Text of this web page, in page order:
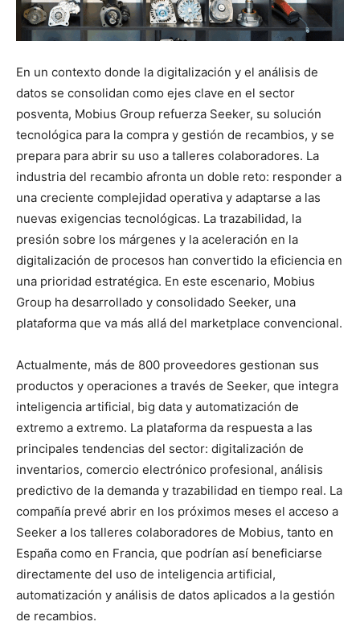
En un contexto donde la digitalización y el análisis de
datos se consolidan como ejes clave en el sector
posventa, Mobius Group refuerza Seeker, su solución
tecnológica para la compra y gestión de recambios, y se
prepara para abrir su uso a talleres colaboradores. La
industria del recambio afronta un doble reto: responder a
una creciente complejidad operativa y adaptarse a las
nuevas exigencias tecnológicas. La trazabilidad, la
presión sobre los márgenes y la aceleración en la
digitalización de procesos han convertido la eficiencia en
una prioridad estratégica. En este escenario, Mobius
Group ha desarrollado y consolidado Seeker, una
plataforma que va más allá del marketplace convencional.
Actualmente, más de 800 proveedores gestionan sus
productos y operaciones a través de Seeker, que integra
inteligencia artificial, big data y automatización de
extremo a extremo. La plataforma da respuesta a las
principales tendencias del sector: digitalización de
inventarios, comercio electrónico profesional, análisis
predictivo de la demanda y trazabilidad en tiempo real. La
compañía prevé abrir en los próximos meses el acceso a
Seeker a los talleres colaboradores de Mobius, tanto en
España como en Francia, que podrían así beneficiarse
directamente del uso de inteligencia artificial,
automatización y análisis de datos aplicados a la gestión
de recambios.